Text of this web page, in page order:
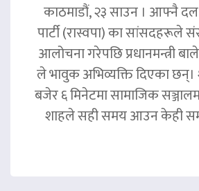
काठमाडौं, २३ साउन । आफ्नै दल
पार्टी (रास्वपा) का सांसदहरूले
आलोचना गरेपछि प्रधानमन्त्री
ले भावुक अभिव्यक्ति दिएका छन्।
बजेर ६ मिनेटमा सामाजिक
शाहले सही समय आउन केही